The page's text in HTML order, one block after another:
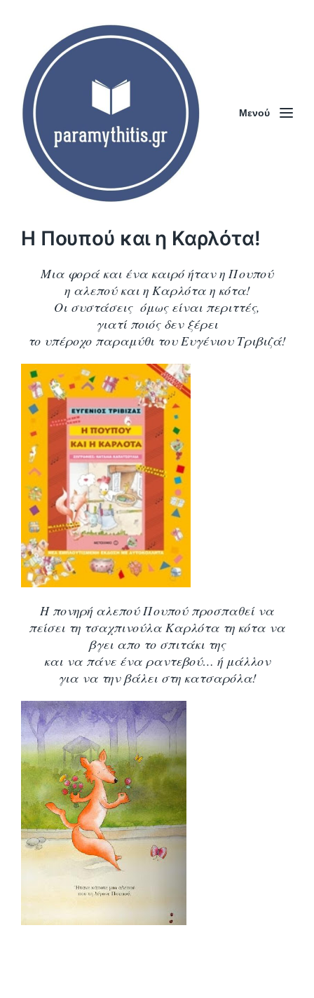
Μενού
Η Πουπού και η Καρλότα!
Μια φορά και ένα καιρό ήταν η Πουπού
η αλεπού και η Καρλότα η κότα!
Οι συστάσεις όμως είναι περιττές,
γιατί ποιός δεν ξέρει
το υπέροχο παραμύθι του Ευγένιου Τριβιζά!
Η πονηρή αλεπού Πουπού προσπαθεί να
πείσει τη τσαχπινούλα Καρλότα τη κότα να
βγει απο το σπιτάκι της
και να πάνε ένα ραντεβού… ή μάλλον
για να την βάλει στη κατσαρόλα!